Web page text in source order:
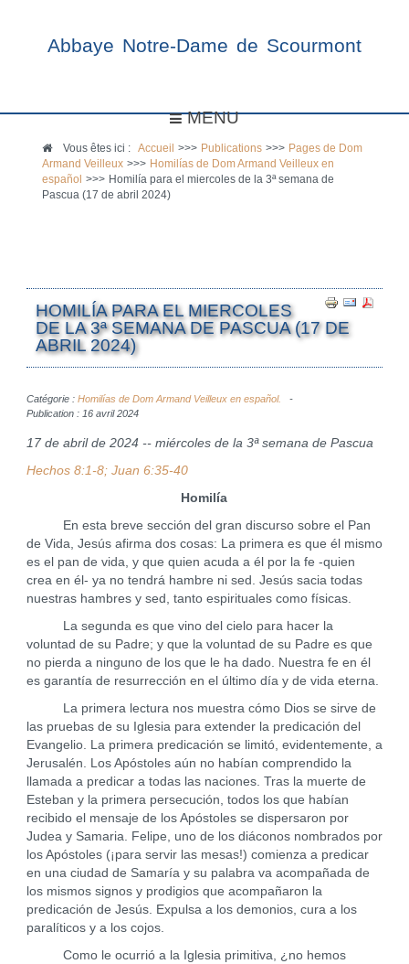
Abbaye Notre-Dame de Scourmont
MENU
Vous êtes ici :Accueil >>> Publications >>> Pages de Dom
Armand Veilleux >>> Homilías de Dom Armand Veilleux en
español
>>> Homilía para el miercoles de la 3ª semana de
Pascua (17 de abril 2024)
HOMILÍA PARA EL MIERCOLES
DE LA 3ª SEMANA DE PASCUA (17 DE
ABRIL 2024)
Catégorie : Homilías de Dom Armand Veilleux en español.
Publication : 16 avril 2024
17 de abril de 2024 -- miércoles de la 3ª semana de Pascua
Hechos 8:1-8; Juan 6:35-40
Homilía
En esta breve sección del gran discurso sobre el Pan
de Vida, Jesús afirma dos cosas: La primera es que él mismo
es el pan de vida, y que quien acuda a él por la fe -quien
crea en él- ya no tendrá hambre ni sed. Jesús sacia todas
nuestras hambres y sed, tanto espirituales como físicas.
La segunda es que vino del cielo para hacer la
voluntad de su Padre; y que la voluntad de su Padre es que
no pierda a ninguno de los que le ha dado. Nuestra fe en él
es garantía de resurrección en el último día y de vida eterna.
La primera lectura nos muestra cómo Dios se sirve de
las pruebas de su Iglesia para extender la predicación del
Evangelio. La primera predicación se limitó, evidentemente, a
Jerusalén. Los Apóstoles aún no habían comprendido la
llamada a predicar a todas las naciones. Tras la muerte de
Esteban y la primera persecución, todos los que habían
recibido el mensaje de los Apóstoles se dispersaron por
Judea y Samaria. Felipe, uno de los diáconos nombrados por
los Apóstoles (¡para servir las mesas!) comienza a predicar
en una ciudad de Samaría y su palabra va acompañada de
los mismos signos y prodigios que acompañaron la
predicación de Jesús. Expulsa a los demonios, cura a los
paralíticos y a los cojos.
Como le ocurrió a la Iglesia primitiva, ¿no hemos